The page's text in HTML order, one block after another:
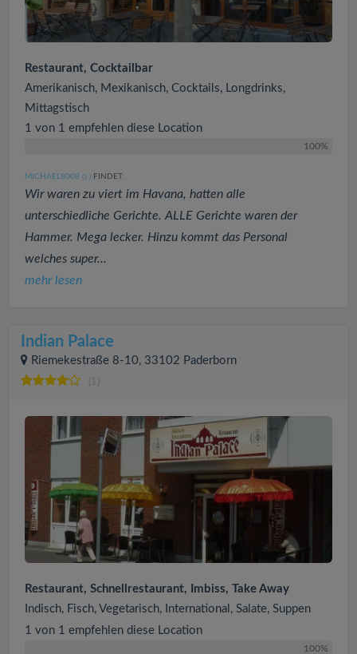
Restaurant, Cocktailbar
Amerikanisch, Mexikanisch, Cocktails, Longdrinks,
Mittagstisch
1 von 1 empfehlen diese Location
100%
MICHAEL8008 (1 ) FINDET:
Wir waren zu viert im Havana, hatten alle
unterschiedliche Gerichte. ALLE Gerichte waren der
Hammer. Mega lecker. Hinzu kommt das Personal
welches super...
mehr lesen
Indian Palace
Riemekestraße 8-10, 33102 Paderborn
(1)
Restaurant, Schnellrestaurant, Imbiss, Take Away
Indisch, Fisch, Vegetarisch, International, Salate, Suppen
1 von 1 empfehlen diese Location
100%